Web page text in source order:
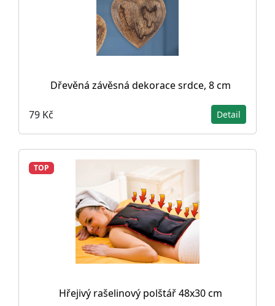
Dřevěná závěsná dekorace srdce, 8 cm
79 Kč Detail
TOP
Hřejivý rašelinový polštář 48x30 cm